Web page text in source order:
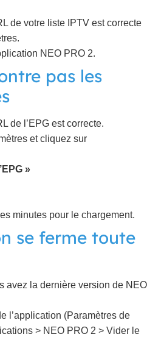
de votre liste IPTV est correcte
NEO PRO 2.
pas les
de l’EPG est correcte.
et cliquez sur
»
minutes pour le chargement.
se ferme toute
avez la dernière version de NEO
l’application (Paramètres de
> NEO PRO 2 > Vider le